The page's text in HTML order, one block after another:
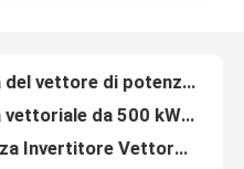
HV300 Invertitore di frequenza vettoriale universale multifunzione VFD Azionamento a frequenza variabile
Motore Modbus Invertitore di frequenza Ampia gamma di capacità di comunicazione per le esigenze del cliente
Controllo vettoriale Alta affidabilità Invertitore di frequenza di potenza vettoriale per applicazioni industriali